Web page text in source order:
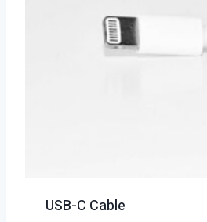
USB-C Cable